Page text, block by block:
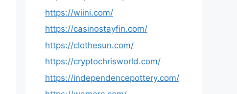
https://wiini.com/
https://casinostayfin.com/
https://clothesun.com/
https://cryptochrisworld.com/
https://independencepottery.com/